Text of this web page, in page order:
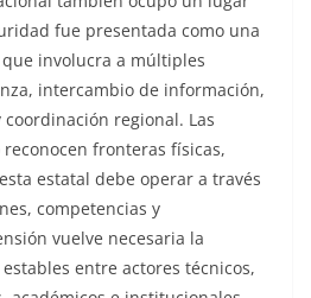
fue presentada como una
involucra a múltiples
intercambio de información,
regional. Las
fronteras físicas,
estatal debe operar a través
competencias y
vuelve necesaria la
entre actores técnicos,